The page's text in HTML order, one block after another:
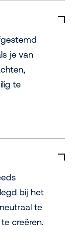
je van
te
bij het
te
creëren.